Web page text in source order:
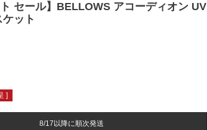
ト セール】BELLOWS アコーディオン UV
ット
]
8/17以降に順次発送